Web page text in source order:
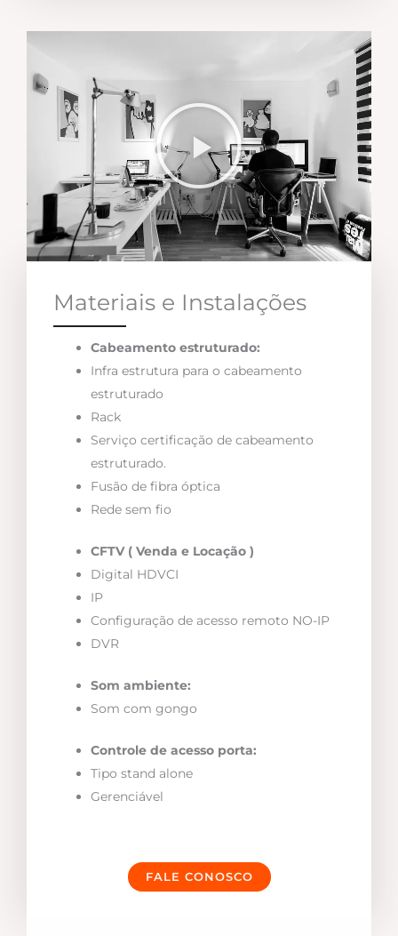
Materiais e Instalações
Cabeamento estruturado:
Infra estrutura para o cabeamento
estruturado
Rack
Serviço certificação de cabeamento
estruturado.
Fusão de fibra óptica
Rede sem fio
CFTV ( Venda e Locação )
Digital HDVCI
IP
Configuração de acesso remoto NO-IP
DVR
Som ambiente:
Som com gongo
Controle de acesso porta:
Tipo stand alone
Gerenciável
FALE CONOSCO